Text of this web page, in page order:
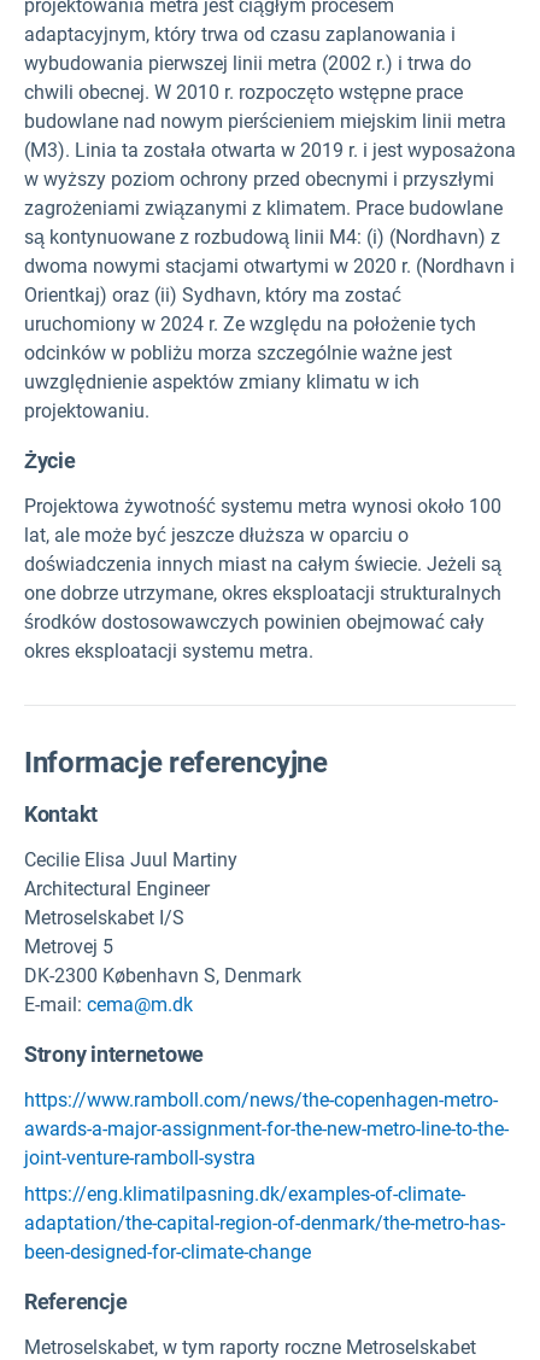
projektowania metra jest ciągłym procesem
adaptacyjnym, który trwa od czasu zaplanowania i
wybudowania pierwszej linii metra (2002 r.) i trwa do
chwili obecnej. W 2010 r. rozpoczęto wstępne prace
budowlane nad nowym pierścieniem miejskim linii metra
(M3). Linia ta została otwarta w 2019 r. i jest wyposażona
w wyższy poziom ochrony przed obecnymi i przyszłymi
zagrożeniami związanymi z klimatem. Prace budowlane
są kontynuowane z rozbudową linii M4: (i) (Nordhavn) z
dwoma nowymi stacjami otwartymi w 2020 r. (Nordhavn i
Orientkaj) oraz (ii) Sydhavn, który ma zostać
uruchomiony w 2024 r. Ze względu na położenie tych
odcinków w pobliżu morza szczególnie ważne jest
uwzględnienie aspektów zmiany klimatu w ich
projektowaniu.
Życie
Projektowa żywotność systemu metra wynosi około 100
lat, ale może być jeszcze dłuższa w oparciu o
doświadczenia innych miast na całym świecie. Jeżeli są
one dobrze utrzymane, okres eksploatacji strukturalnych
środków dostosowawczych powinien obejmować cały
okres eksploatacji systemu metra.
Informacje referencyjne
Kontakt
Cecilie Elisa Juul Martiny
Architectural Engineer
Metroselskabet I/S
Metrovej 5
DK-2300 København S, Denmark
E-mail: cema@m.dk
Strony internetowe
https://www.ramboll.com/news/the-copenhagen-metro-
awards-a-major-assignment-for-the-new-metro-line-to-the-
joint-venture-ramboll-systra
https://eng.klimatilpasning.dk/examples-of-climate-
adaptation/the-capital-region-of-denmark/the-metro-has-
been-designed-for-climate-change
Referencje
Metroselskabet, w tym raporty roczne Metroselskabet